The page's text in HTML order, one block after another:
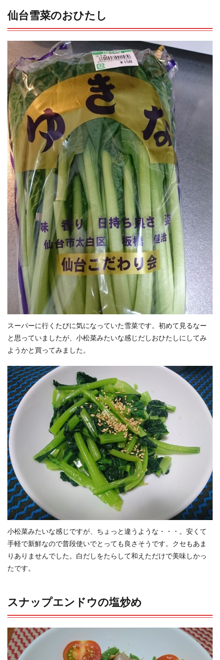
仙台雪菜のおひたし
スーパーに行くたびに気になっていた雪菜です。初めて見るなー
と思っていましたが、小松菜みたいな感じだしおひたしにしてみ
ようかと買ってみました。
小松菜みたいな感じですが、ちょっと違うような・・・。安くて
手軽で新鮮なので普段使いでとっても良さそうです。クセもあま
りありませんでした。白だしをたらして和えただけで美味しかっ
たです。
スナップエンドウの塩炒め